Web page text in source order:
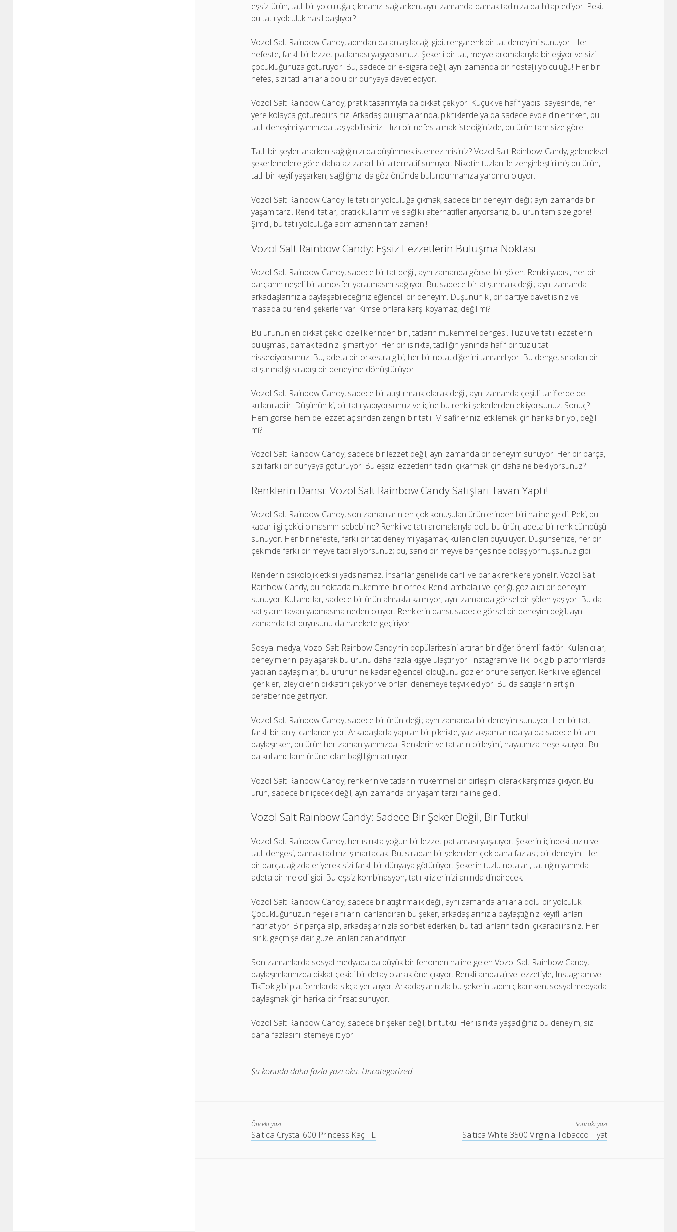
eşsiz ürün, tatlı bir yolculuğa çıkmanızı sağlarken, aynı zamanda damak tadınıza da hitap ediyor. Peki,
bu tatlı yolculuk nasıl başlıyor?
Vozol Salt Rainbow Candy, adından da anlaşılacağı gibi, rengarenk bir tat deneyimi sunuyor. Her
nefeste, farklı bir lezzet patlaması yaşıyorsunuz. Şekerli bir tat, meyve aromalarıyla birleşiyor ve sizi
çocukluğunuza götürüyor. Bu, sadece bir e-sigara değil; aynı zamanda bir nostalji yolculuğu! Her bir
nefes, sizi tatlı anılarla dolu bir dünyaya davet ediyor.
Vozol Salt Rainbow Candy, pratik tasarımıyla da dikkat çekiyor. Küçük ve hafif yapısı sayesinde, her
yere kolayca götürebilirsiniz. Arkadaş buluşmalarında, pikniklerde ya da sadece evde dinlenirken, bu
tatlı deneyimi yanınızda taşıyabilirsiniz. Hızlı bir nefes almak istediğinizde, bu ürün tam size göre!
Tatlı bir şeyler ararken sağlığınızı da düşünmek istemez misiniz? Vozol Salt Rainbow Candy, geleneksel
şekerlemelere göre daha az zararlı bir alternatif sunuyor. Nikotin tuzları ile zenginleştirilmiş bu ürün,
tatlı bir keyif yaşarken, sağlığınızı da göz önünde bulundurmanıza yardımcı oluyor.
Vozol Salt Rainbow Candy ile tatlı bir yolculuğa çıkmak, sadece bir deneyim değil; aynı zamanda bir
yaşam tarzı. Renkli tatlar, pratik kullanım ve sağlıklı alternatifler arıyorsanız, bu ürün tam size göre!
Şimdi, bu tatlı yolculuğa adım atmanın tam zamanı!
Vozol Salt Rainbow Candy: Eşsiz Lezzetlerin Buluşma Noktası
Vozol Salt Rainbow Candy, sadece bir tat değil, aynı zamanda görsel bir şölen. Renkli yapısı, her bir
parçanın neşeli bir atmosfer yaratmasını sağlıyor. Bu, sadece bir atıştırmalık değil; aynı zamanda
arkadaşlarınızla paylaşabileceğiniz eğlenceli bir deneyim. Düşünün ki, bir partiye davetlisiniz ve
masada bu renkli şekerler var. Kimse onlara karşı koyamaz, değil mi?
Bu ürünün en dikkat çekici özelliklerinden biri, tatların mükemmel dengesi. Tuzlu ve tatlı lezzetlerin
buluşması, damak tadınızı şımartıyor. Her bir ısırıkta, tatlılığın yanında hafif bir tuzlu tat
hissediyorsunuz. Bu, adeta bir orkestra gibi; her bir nota, diğerini tamamlıyor. Bu denge, sıradan bir
atıştırmalığı sıradışı bir deneyime dönüştürüyor.
Vozol Salt Rainbow Candy, sadece bir atıştırmalık olarak değil, aynı zamanda çeşitli tariflerde de
kullanılabilir. Düşünün ki, bir tatlı yapıyorsunuz ve içine bu renkli şekerlerden ekliyorsunuz. Sonuç?
Hem görsel hem de lezzet açısından zengin bir tatlı! Misafirlerinizi etkilemek için harika bir yol, değil
mi?
Vozol Salt Rainbow Candy, sadece bir lezzet değil; aynı zamanda bir deneyim sunuyor. Her bir parça,
sizi farklı bir dünyaya götürüyor. Bu eşsiz lezzetlerin tadını çıkarmak için daha ne bekliyorsunuz?
Renklerin Dansı: Vozol Salt Rainbow Candy Satışları Tavan Yaptı!
Vozol Salt Rainbow Candy, son zamanların en çok konuşulan ürünlerinden biri haline geldi. Peki, bu
kadar ilgi çekici olmasının sebebi ne? Renkli ve tatlı aromalarıyla dolu bu ürün, adeta bir renk cümbüşü
sunuyor. Her bir nefeste, farklı bir tat deneyimi yaşamak, kullanıcıları büyülüyor. Düşünsenize, her bir
çekimde farklı bir meyve tadı alıyorsunuz; bu, sanki bir meyve bahçesinde dolaşıyormuşsunuz gibi!
Renklerin psikolojik etkisi yadsınamaz. İnsanlar genellikle canlı ve parlak renklere yönelir. Vozol Salt
Rainbow Candy, bu noktada mükemmel bir örnek. Renkli ambalajı ve içeriği, göz alıcı bir deneyim
sunuyor. Kullanıcılar, sadece bir ürün almakla kalmıyor; aynı zamanda görsel bir şölen yaşıyor. Bu da
satışların tavan yapmasına neden oluyor. Renklerin dansı, sadece görsel bir deneyim değil, aynı
zamanda tat duyusunu da harekete geçiriyor.
Sosyal medya, Vozol Salt Rainbow Candy’nin popülaritesini artıran bir diğer önemli faktör. Kullanıcılar,
deneyimlerini paylaşarak bu ürünü daha fazla kişiye ulaştırıyor. Instagram ve TikTok gibi platformlarda
yapılan paylaşımlar, bu ürünün ne kadar eğlenceli olduğunu gözler önüne seriyor. Renkli ve eğlenceli
içerikler, izleyicilerin dikkatini çekiyor ve onları denemeye teşvik ediyor. Bu da satışların artışını
beraberinde getiriyor.
Vozol Salt Rainbow Candy, sadece bir ürün değil; aynı zamanda bir deneyim sunuyor. Her bir tat,
farklı bir anıyı canlandırıyor. Arkadaşlarla yapılan bir piknikte, yaz akşamlarında ya da sadece bir anı
paylaşırken, bu ürün her zaman yanınızda. Renklerin ve tatların birleşimi, hayatınıza neşe katıyor. Bu
da kullanıcıların ürüne olan bağlılığını artırıyor.
Vozol Salt Rainbow Candy, renklerin ve tatların mükemmel bir birleşimi olarak karşımıza çıkıyor. Bu
ürün, sadece bir içecek değil, aynı zamanda bir yaşam tarzı haline geldi.
Vozol Salt Rainbow Candy: Sadece Bir Şeker Değil, Bir Tutku!
Vozol Salt Rainbow Candy, her ısırıkta yoğun bir lezzet patlaması yaşatıyor. Şekerin içindeki tuzlu ve
tatlı dengesi, damak tadınızı şımartacak. Bu, sıradan bir şekerden çok daha fazlası; bir deneyim! Her
bir parça, ağızda eriyerek sizi farklı bir dünyaya götürüyor. Şekerin tuzlu notaları, tatlılığın yanında
adeta bir melodi gibi. Bu eşsiz kombinasyon, tatlı krizlerinizi anında dindirecek.
Vozol Salt Rainbow Candy, sadece bir atıştırmalık değil, aynı zamanda anılarla dolu bir yolculuk.
Çocukluğunuzun neşeli anılarını canlandıran bu şeker, arkadaşlarınızla paylaştığınız keyifli anları
hatırlatıyor. Bir parça alıp, arkadaşlarınızla sohbet ederken, bu tatlı anların tadını çıkarabilirsiniz. Her
ısırık, geçmişe dair güzel anıları canlandırıyor.
Son zamanlarda sosyal medyada da büyük bir fenomen haline gelen Vozol Salt Rainbow Candy,
paylaşımlarınızda dikkat çekici bir detay olarak öne çıkıyor. Renkli ambalajı ve lezzetiyle, Instagram ve
TikTok gibi platformlarda sıkça yer alıyor. Arkadaşlarınızla bu şekerin tadını çıkarırken, sosyal medyada
paylaşmak için harika bir fırsat sunuyor.
Vozol Salt Rainbow Candy, sadece bir şeker değil, bir tutku! Her ısırıkta yaşadığınız bu deneyim, sizi
daha fazlasını istemeye itiyor.
Şu konuda daha fazla yazı oku: Uncategorized
Önceki yazı
Saltica Crystal 600 Princess Kaç TL
Sonraki yazı
Saltica White 3500 Virginia Tobacco Fiyat